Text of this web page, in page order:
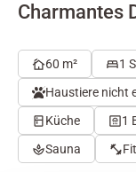
Charmantes
60 m²
1
Haustiere nicht
Küche
1
Sauna